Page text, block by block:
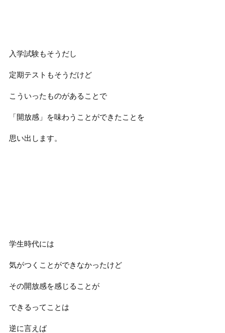
入学試験もそうだし
定期テストもそうだけど
こういったものがあることで
「開放感」を味わうことができたことを
思い出します。
学生時代には
気がつくことができなかったけど
その開放感を感じることが
できるってことは
逆に言えば